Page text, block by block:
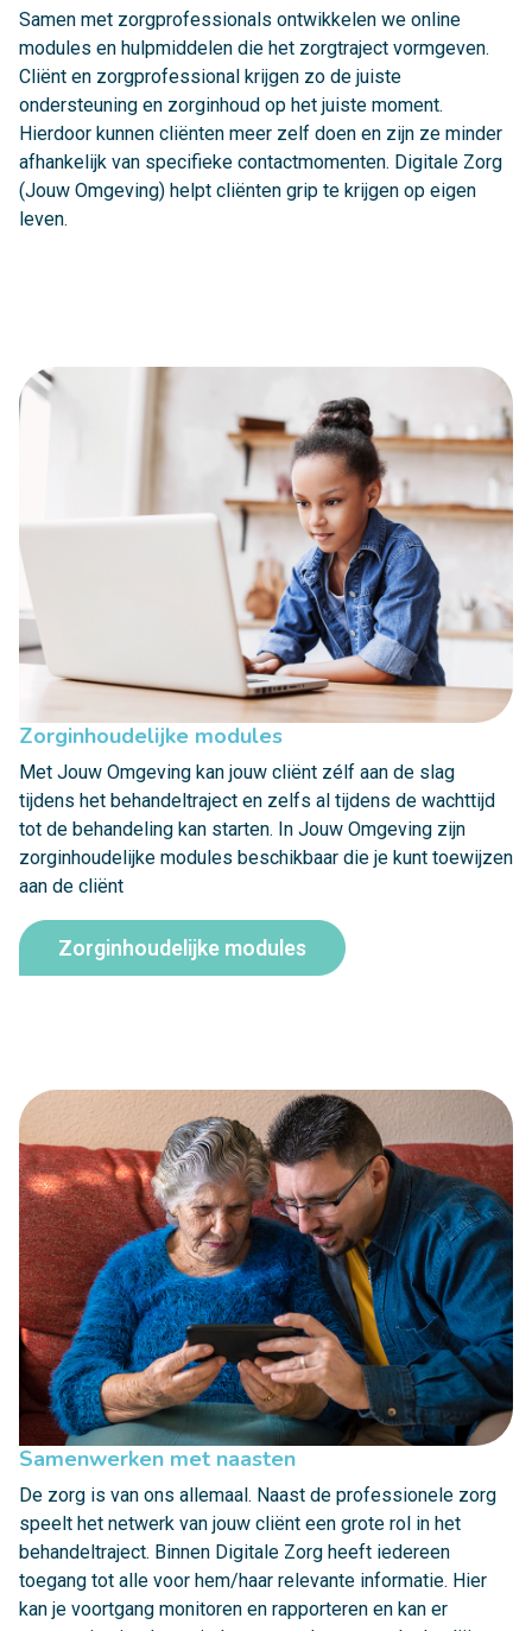
Samen met zorgprofessionals ontwikkelen we online
modules en hulpmiddelen die het zorgtraject vormgeven.
Cliënt en zorgprofessional krijgen zo de juiste
ondersteuning en zorginhoud op het juiste moment.
Hierdoor kunnen cliënten meer zelf doen en zijn ze minder
afhankelijk van specifieke contactmomenten. Digitale Zorg
(Jouw Omgeving) helpt cliënten grip te krijgen op eigen
leven.
Zorginhoudelijke modules
Met Jouw Omgeving kan jouw cliënt zélf aan de slag
tijdens het behandeltraject en zelfs al tijdens de wachttijd
tot de behandeling kan starten. In Jouw Omgeving zijn
zorginhoudelijke modules beschikbaar die je kunt toewijzen
aan de cliënt
Zorginhoudelijke modules
Samenwerken met naasten
De zorg is van ons allemaal. Naast de professionele zorg
speelt het netwerk van jouw cliënt een grote rol in het
behandeltraject. Binnen Digitale Zorg heeft iedereen
toegang tot alle voor hem/haar relevante informatie. Hier
kan je voortgang monitoren en rapporteren en kan er